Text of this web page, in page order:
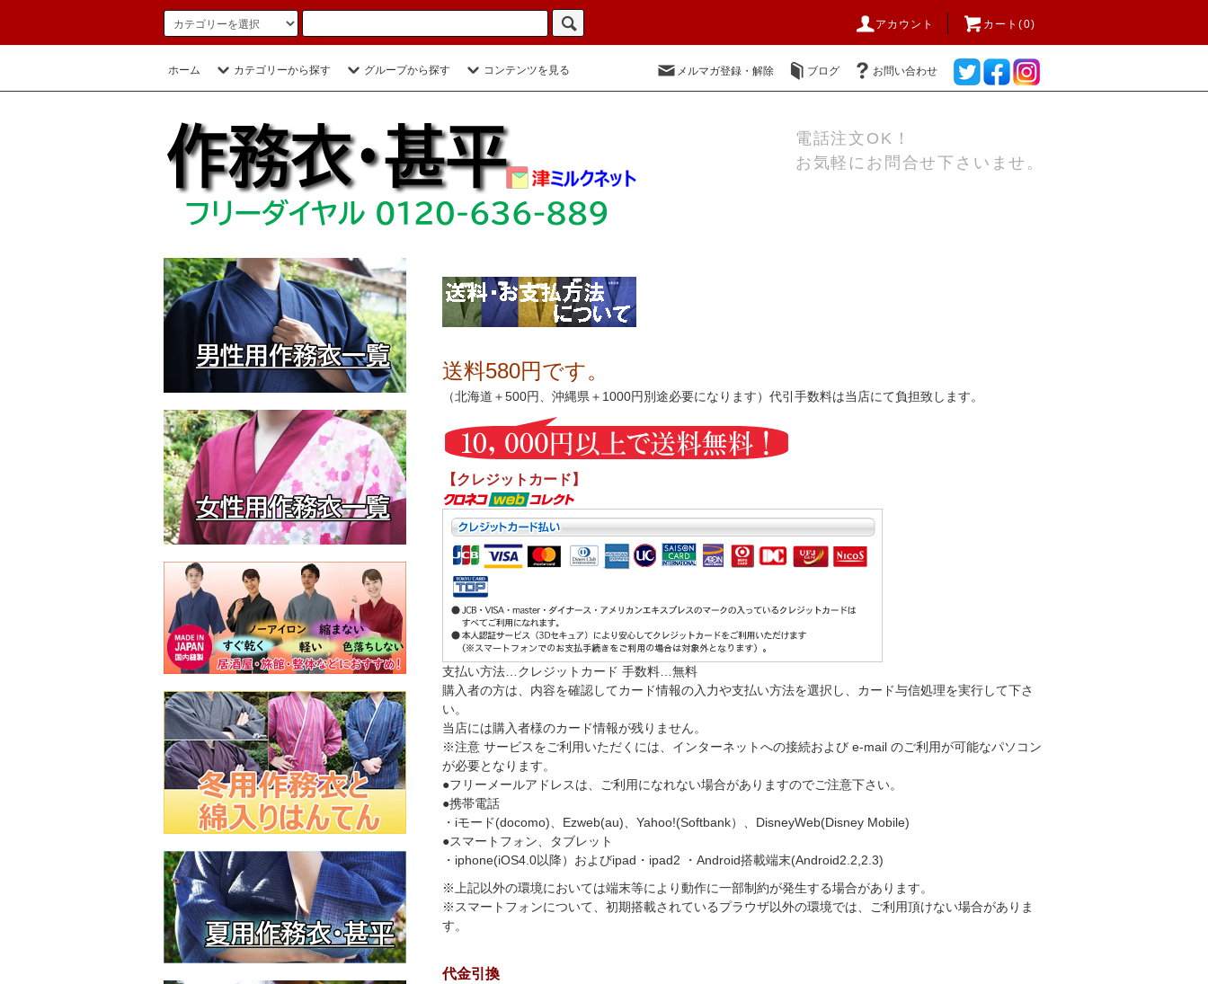
アカウント カート(0)
ホーム カテゴリーから探す グループから探す コンテンツを見る メルマガ登録・解除 ブログ お問い合わせ
電話注文OK！
お気軽にお問合せ下さいませ。
送料580円です。
（北海道＋500円、沖縄県＋1000円別途必要になります）代引手数料は当店にて負担致します。
【クレジットカード】
支払い方法…クレジットカード 手数料…無料
購入者の方は、内容を確認してカード情報の入力や支払い方法を選択し、カード与信処理を実行して下さ
い。
当店には購入者様のカード情報が残りません。
※注意 サービスをご利用いただくには、インターネットへの接続および e-mail のご利用が可能なパソコン
が必要となります。
●フリーメールアドレスは、ご利用になれない場合がありますのでご注意下さい。
●携帯電話
・iモード(docomo)、Ezweb(au)、Yahoo!(Softbank）、DisneyWeb(Disney Mobile)
●スマートフォン、タブレット
・iphone(iOS4.0以降）およびipad・ipad2 ・Android搭載端末(Android2.2,2.3)
※上記以外の環境においては端末等により動作に一部制約が発生する場合があります。
※スマートフォンについて、初期搭載されているプラウザ以外の環境では、ご利用頂けない場合がありま
す。
代金引換